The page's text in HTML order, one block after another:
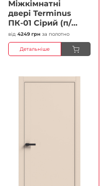
Міжкімнатні
двері Terminus
ПК-01 Сірий (п/п)
Глухі Плівка
від 4249 грн за полотно
Детальніше